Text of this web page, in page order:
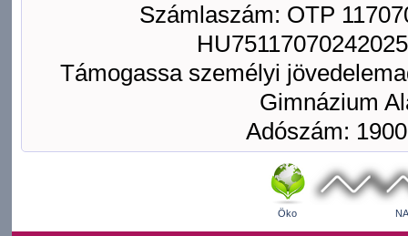
Számlaszám: OTP
Támogassa személyi
Gimnázium
Adószám:
Öko